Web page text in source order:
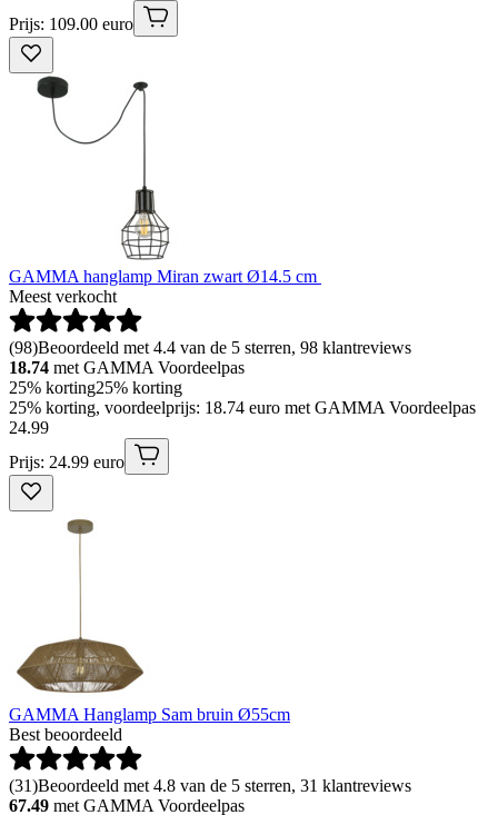
Prijs: 109.00 euro
GAMMA hanglamp Miran zwart Ø14.5 cm
Meest verkocht
(98)Beoordeeld met 4.4 van de 5 sterren, 98 klantreviews
18.74 met GAMMA Voordeelpas
25% korting25% korting
25% korting, voordeelprijs: 18.74 euro met GAMMA Voordeelpas
24.99
Prijs: 24.99 euro
GAMMA Hanglamp Sam bruin Ø55cm
Best beoordeeld
(31)Beoordeeld met 4.8 van de 5 sterren, 31 klantreviews
67.49 met GAMMA Voordeelpas